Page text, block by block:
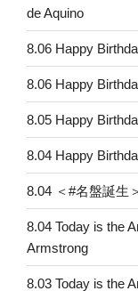
de Aquino
8.06 Happy
8.06 Happy
8.05 Happy
8.04 Happy
8.04 ＜#名盤誕生
8.04 Today is the
Armstrong
8.03 Today is the